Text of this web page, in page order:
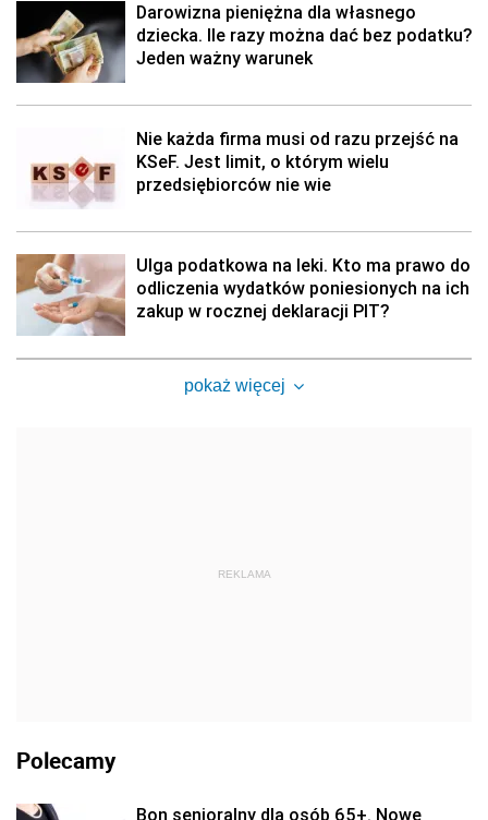
Darowizna pieniężna dla własnego
dziecka. Ile razy można dać bez podatku?
Jeden ważny warunek
Nie każda firma musi od razu przejść na
KSeF. Jest limit, o którym wielu
przedsiębiorców nie wie
Ulga podatkowa na leki. Kto ma prawo do
odliczenia wydatków poniesionych na ich
zakup w rocznej deklaracji PIT?
pokaż więcej
REKLAMA
Polecamy
Bon senioralny dla osób 65+. Nowe